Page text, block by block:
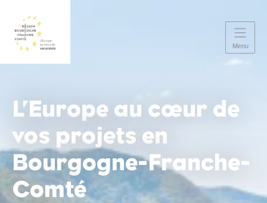
Menu
L’Europe au cœur de
vos projets en
Bourgogne-Franche-
Comté